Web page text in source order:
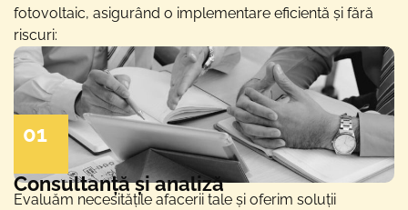
fotovoltaic, asigurând o implementare eficientă și fără
riscuri:
01
Consultanță și analiză
Evaluăm necesitățile afacerii tale și oferim soluții